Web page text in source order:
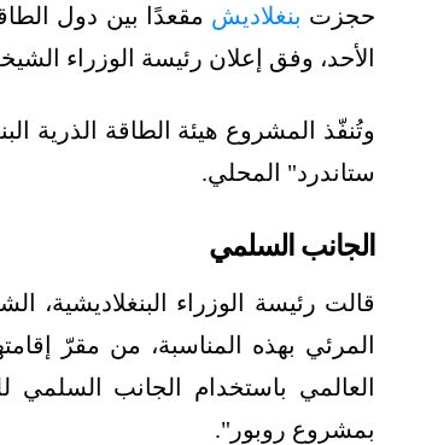
حجزت بنغلاديش مقعدًا بين دول
الأحد، وفق إعلان رئيسة الوزراء
وتُنفّذ المشروع هيئة الطاقة الذرية
ستاندرد" المحلي.
الجانب السلمي
قالت رئيسة الوزراء البنغلاديشية،
المرئي بهذه المناسبة، من مقرّ
العالمي باستخدام الجانب
بمشروع روبور".